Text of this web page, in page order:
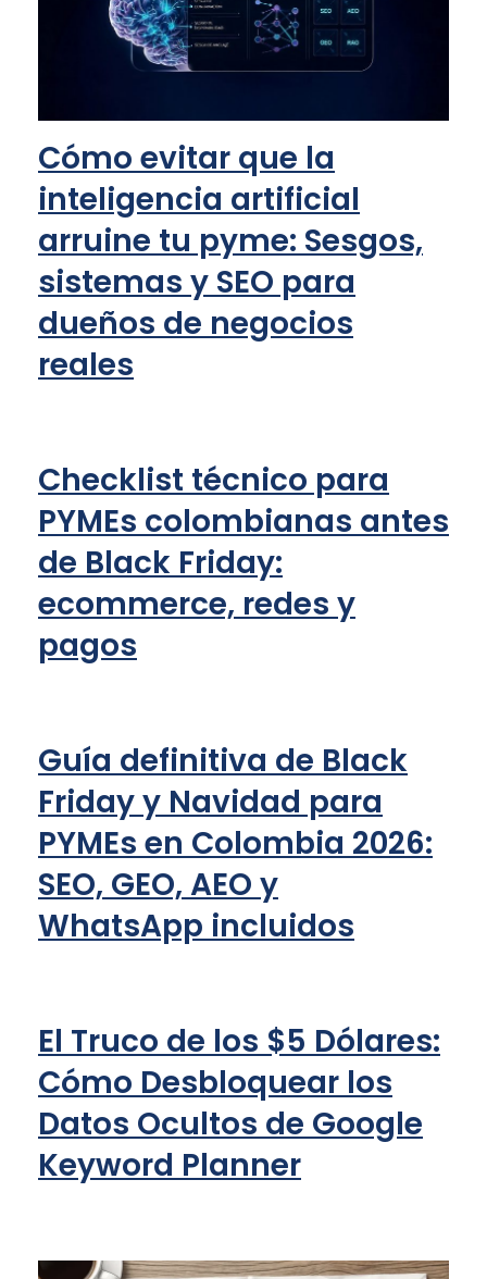
Cómo evitar que la
inteligencia artificial
arruine tu pyme: Sesgos,
sistemas y SEO para
dueños de negocios
reales
Checklist técnico para
PYMEs colombianas antes
de Black Friday:
ecommerce, redes y
pagos
Guía definitiva de Black
Friday y Navidad para
PYMEs en Colombia 2026:
SEO, GEO, AEO y
WhatsApp incluidos
El Truco de los $5 Dólares:
Cómo Desbloquear los
Datos Ocultos de Google
Keyword Planner